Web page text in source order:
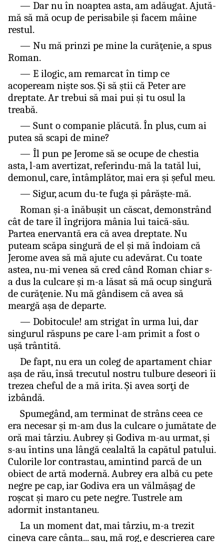
— Dar nu în noaptea asta, am adăugat. Ajută-
mă să mă ocup de perisabile şi facem mâine
restul.
— Nu mă prinzi pe mine la curăţenie, a spus
Roman.
— E ilogic, am remarcat în timp ce
acopeream nişte sos. Şi să ştii că Peter are
dreptate. Ar trebui să mai pui şi tu osul la
treabă.
— Sunt o companie plăcută. În plus, cum ai
putea să scapi de mine?
— Îl pun pe Jerome să se ocupe de chestia
asta, l-am avertizat, referindu-mă la tatăl lui,
demonul, care, întâmplător, mai era şi şeful meu.
— Sigur, acum du-te fuga şi pârăşte-mă.
Roman şi-a înăbuşit un căscat, demonstrând
cât de tare îl îngrijora mânia lui taică-său.
Partea enervantă era că avea dreptate. Nu
puteam scăpa singură de el şi mă îndoiam că
Jerome avea să mă ajute cu adevărat. Cu toate
astea, nu-mi venea să cred când Roman chiar s-
a dus la culcare şi m-a lăsat să mă ocup singură
de curăţenie. Nu mă gândisem că avea să
meargă aşa de departe.
— Dobitocule! am strigat în urma lui, dar
singurul răspuns pe care l-am primit a fost o
uşă trântită.
De fapt, nu era un coleg de apartament chiar
aşa de rău, însă trecutul nostru tulbure deseori îi
trezea cheful de a mă irita. Şi avea sorţi de
izbândă.
Spumegând, am terminat de strâns ceea ce
era necesar şi m-am dus la culcare o jumătate de
oră mai târziu. Aubrey şi Godiva m-au urmat, şi
s-au întins una lângă cealaltă la capătul patului.
Culorile lor contrastau, amintind parcă de un
obiect de artă modernă. Aubrey era albă cu pete
negre pe cap, iar Godiva era un vălmăşag de
roşcat şi maro cu pete negre. Tustrele am
adormit instantaneu.
La un moment dat, mai târziu, m-a trezit
cineva care cânta... sau, mă rog, e descrierea care